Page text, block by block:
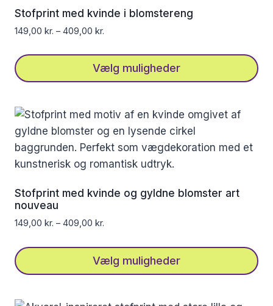
Stofprint med kvinde i blomstereng
149,00 kr. – 409,00 kr.
Vælg muligheder
vare
flere
varianter.
Mulighederne
kan
vælges
på
Stofprint med kvinde og gyldne blomster art
nouveau
149,00 kr. – 409,00 kr.
Vælg muligheder
vare